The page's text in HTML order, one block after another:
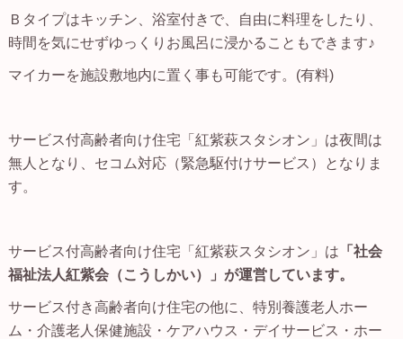
Ｂタイプはキッチン、浴室付きで、自由に料理をしたり、
時間を気にせずゆっくりお風呂に浸かることもできます♪
マイカーを施設敷地内に置く事も可能です。(有料)
サービス付高齢者向け住宅「紅紫萩スタシオン」は夜間は
無人となり、セコム対応（緊急駆付けサービス）となりま
す。
サービス付高齢者向け住宅「紅紫萩スタシオン」は 「社会
福祉法人紅紫会（こうしかい）」が運営しています。
サービス付き高齢者向け住宅の他に、特別養護老人ホー
ム・介護老人保健施設・ケアハウス・デイサービス・ホー